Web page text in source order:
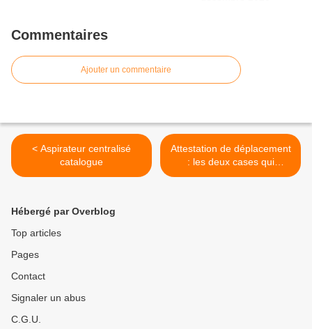
Commentaires
Ajouter un commentaire
< Aspirateur centralisé
catalogue
Attestation de déplacement
: les deux cases qui
changent dès le 28/11/2020
Hébergé par Overblog
Top articles
Pages
Contact
Signaler un abus
C.G.U.